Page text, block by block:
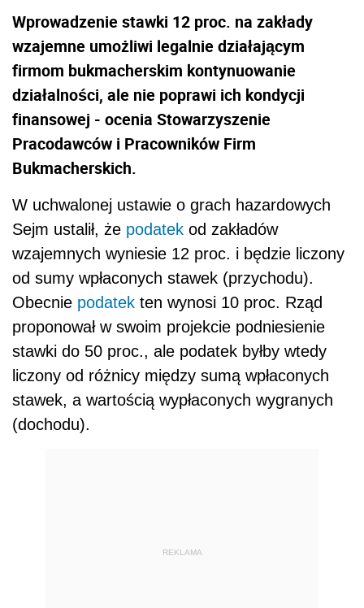
Wprowadzenie stawki 12 proc. na zakłady
wzajemne umożliwi legalnie działającym
firmom bukmacherskim kontynuowanie
działalności, ale nie poprawi ich kondycji
finansowej - ocenia Stowarzyszenie
Pracodawców i Pracowników Firm
Bukmacherskich.
W uchwalonej ustawie o grach hazardowych
Sejm ustalił, że podatek od zakładów
wzajemnych wyniesie 12 proc. i będzie liczony
od sumy wpłaconych stawek (przychodu).
Obecnie podatek ten wynosi 10 proc. Rząd
proponował w swoim projekcie podniesienie
stawki do 50 proc., ale podatek byłby wtedy
liczony od różnicy między sumą wpłaconych
stawek, a wartością wypłaconych wygranych
(dochodu).
REKLAMA